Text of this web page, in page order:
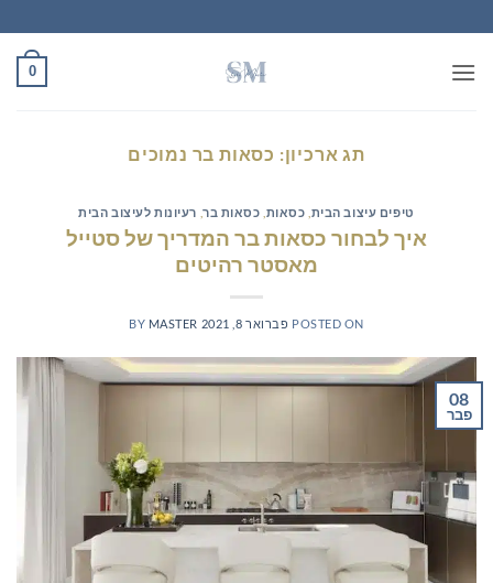
to
content
0
תג ארכיון: כסאות בר נמוכים
טיפים עיצוב הבית כסאות כסאות בר, רעיונות לעיצוב הבית
איך לבחור כסאות בר המדריך של סטייל
מאסטר רהיטים
POSTED ON פברואר 8, 2021 BY MASTER
08
פבר